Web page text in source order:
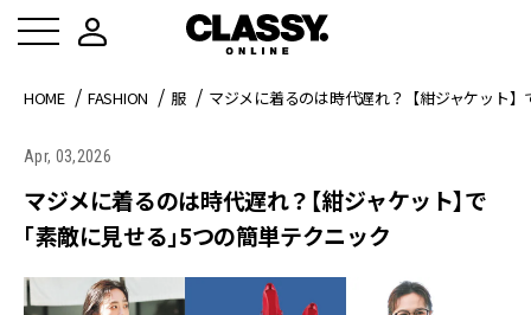
HOME FASHION 服 マジメに着るのは時代遅れ？【紺ジャケット
Apr, 03,2026
マジメに着るのは時代遅れ？【紺ジャケット】で
「素敵に見せる」5つの簡単テクニック